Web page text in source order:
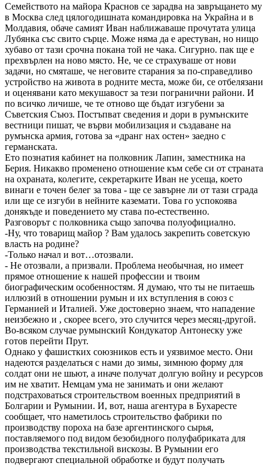
Семейството на майора Краснов се зарадва на завръщането му
в Москва след цялогодишната командировка на Украйна и в
Молдавия, обаче самият Иван наближаваше прочутата улица
Лубянка със свито сърце. Може няма да е арестуван, но нищо
хубаво от тази срочна покана той не чака. Сигурно. пак ще е
прехвърлен на ново място. Не, че се страхуваше от нови
задачи, но смяташе, че неговите старания за по-справедливо
устройство на живота в родните места, може би, се отбелязани
и оценявани като мекушавост за тези погранични райони. И
по всичко личише, че те отново ще бъдат изгубени за
Съветския Съюз. Постъпват сведения и дори в румънските
вестници пишат, че върви мобилизация и създаване на
румънска армия, готова за «дранг нах остен» заедно с
германската.
Ето познатия кабинет на полковник Лапин, заместника на
Берия. Никакво променено отношение към себе си от страната
на охраната, колегите, секретарките Иван не усеща, което
винаги е точен белег за това - ще се завърне ли от тази сграда
или ще се изгуби в нейните каземати. Това го успокоява
донякъде и поведението му става по-естественно.
Разговорът с полковника също започва полуофициално.
-Ну, что товарищ майор ? Вам удалось закрепить советскую
власть на родине?
-Только начал и вот…отозвали.
- Не отозвали, а призвали. Проблема необычная, но имеет
прямое отношение к нашей профессии и твоим
биографическим особенностям. Я думаю, что ты не питаешь
иллюзий в отношении румын и их вступления в союз с
Германией и Италией. Уже достоверно знаем, что нападение
неизбежно и , скорее всего, это случится через месяц-другой.
Во-всяком случае румынский Кондукатор Антонеску уже
готов перейти Прут.
Однако у фашистких союзников есть и уязвимое место. Они
надеются разделаться с нами до зимы, зимнюю форму для
солдат они не шьют, а иначе получат долгую войну и ресурсов
им не хватит. Немцам ума не занимать и они желают
подстраховаться строительством военных предприятий в
Болгарии и Румынии. И, вот, наша агентура в Бухаресте
сообщает, что наметилось строительство фабрики по
производству пороха на базе аргентинского сырья,
поставляемого под видом безобидного полуфабриката для
производства текстильной вискозы. В Румынии его
подвергают специальной обработке и будут получать